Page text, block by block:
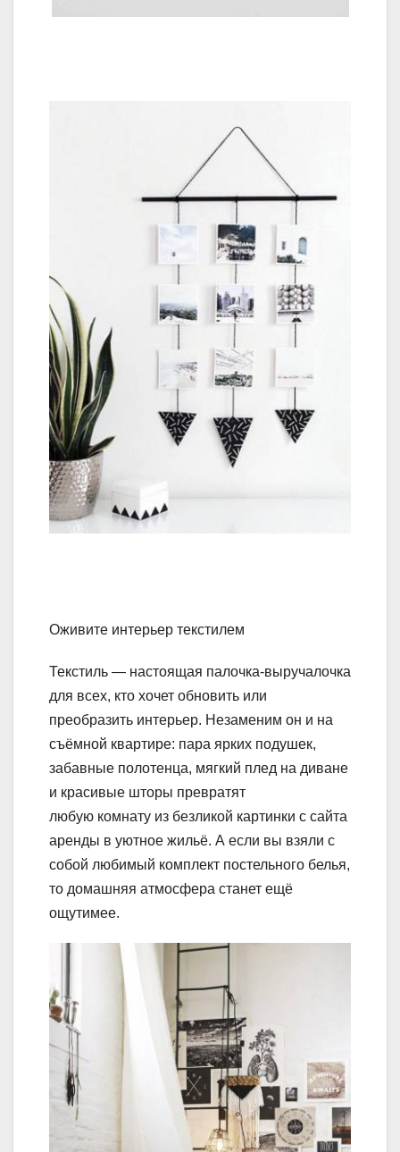
Оживите интерьер текстилем
Текстиль — настоящая палочка-выручалочка
для всех, кто хочет обновить или
преобразить интерьер. Незаменим он и на
съёмной квартире: пара ярких подушек,
забавные полотенца, мягкий плед на диване
и красивые шторы превратят
любую комнату из безликой картинки с сайта
аренды в уютное жильё. А если вы взяли с
собой любимый комплект постельного белья,
то домашняя атмосфера станет ещё
ощутимее.